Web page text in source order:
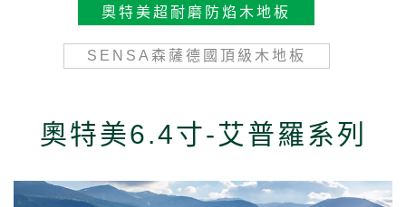
奧特美超耐磨防焰木地板
SENSA森薩德國頂級木地板
奧特美6.4寸-艾普羅系列